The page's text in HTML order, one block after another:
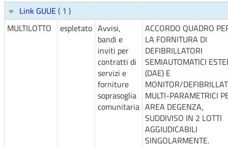
Link GUUE ( 1 )
MULTILOTTO
espletato Avvisi,
bandi e
inviti per
contratti di
servizi e
forniture
soprasoglia
comunitaria
ACCORDO QUADRO
LA FORNITURA DI
DEFIBRILLATORI
SEMIAUTOMATICI
(DAE) E
MONITOR/
MULTI-PARAMETRICI
AREA DEGENZA,
SUDDIVISO IN 2 LOTTI
AGGIUDICABILI
SINGOLARMENTE.